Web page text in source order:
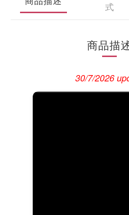
式
商品描
30/7/2026